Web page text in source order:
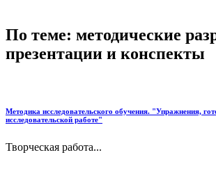
По теме: методические
презентации и конспекты
Методика исследовательского обучения. "Упражнения,
исследовательской работе"
Творческая работа...